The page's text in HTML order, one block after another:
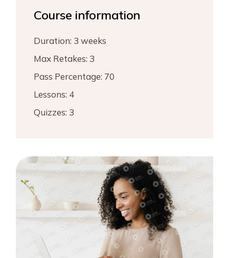
Course information
Duration: 3 weeks
Max Retakes: 3
Pass Percentage: 70
Lessons: 4
Quizzes: 3